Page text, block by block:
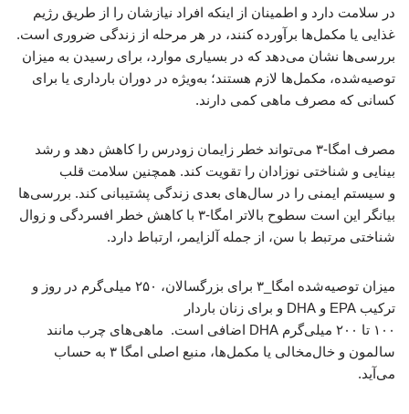
در سلامت دارد و اطمینان از اینکه افراد نیازشان را از طریق رژیم
غذایی یا مکمل‌ها برآورده کنند، در هر مرحله از زندگی ضروری است.
بررسی‌ها نشان می‌دهد که در بسیاری موارد، برای رسیدن به میزان
توصیه‌شده، مکمل‌ها لازم هستند؛ به‌ویژه در دوران بارداری یا برای
کسانی که مصرف ماهی کمی دارند.
مصرف امگا-۳ می‌تواند خطر زایمان زودرس را کاهش دهد و رشد
بینایی و شناختی نوزادان را تقویت کند. همچنین سلامت قلب
و سیستم ایمنی را در سال‌های بعدی زندگی پشتیبانی کند. بررسی‌ها
بیانگر این است سطوح بالاتر امگا-۳ با کاهش خطر افسردگی و زوال
شناختی مرتبط با سن، از جمله آلزایمر، ارتباط دارد.
میزان توصیه‌شده امگا_۳ برای بزرگسالان، ۲۵۰ میلی‌گرم در روز و
ترکیب EPA و DHA و برای زنان باردار
۱۰۰ تا ۲۰۰ میلی‌گرم DHA اضافی است. ماهی‌های چرب مانند
سالمون و خال‌مخالی یا مکمل‌ها، منبع اصلی امگا ۳ به حساب
می‌آید.